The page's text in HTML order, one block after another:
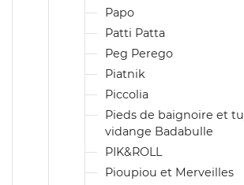
Papo
Patti Patta
Peg Perego
Piatnik
Piccolia
Pieds de baignoire et
vidange Badabulle
PIK&ROLL
Pioupiou et Merveilles